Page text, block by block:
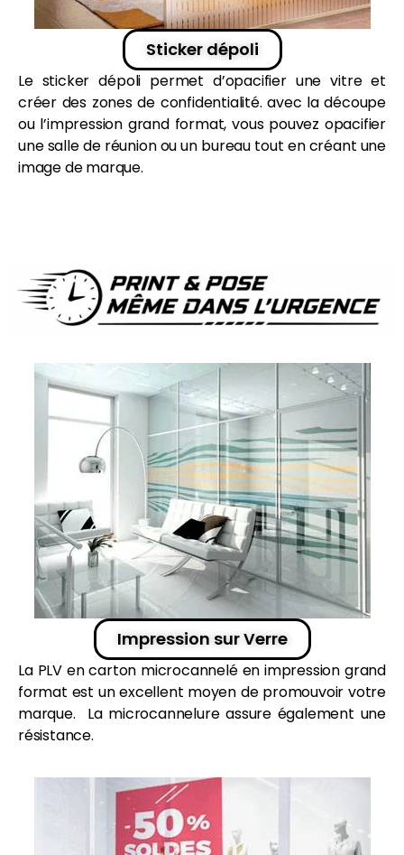
Sticker dépoli
Le sticker dépoli permet d’opacifier une vitre et
créer des zones de confidentialité. avec ladécoupe
ou l’impression grand format, vous pouvez opacifier
une salle de réunion ou un bureau tout en créant une
image de marque.
Impression sur Verre
La PLVencarton microcannelé enimpression grand
format est un excellent moyen de promouvoir votre
marque. La microcannelure assure également une
résistance.